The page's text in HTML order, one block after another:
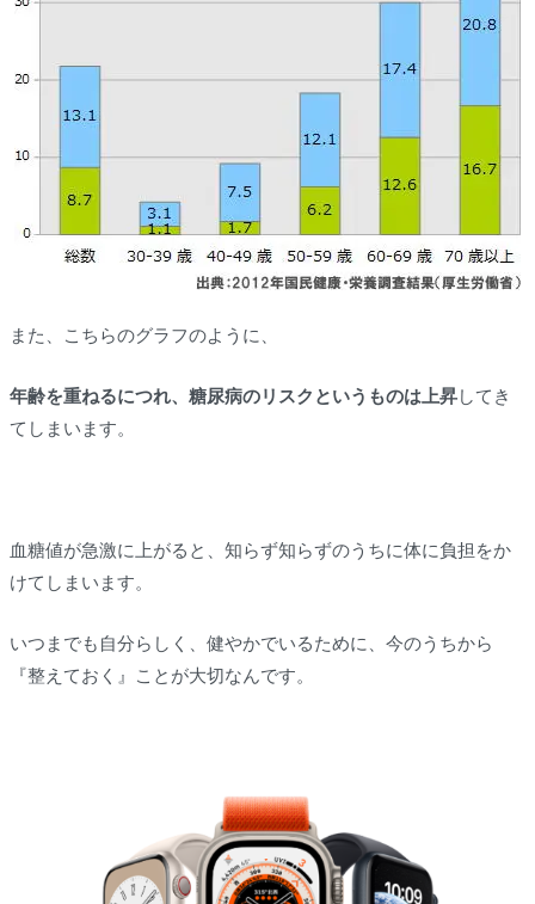
また、こちらのグラフのように、
年齢を重ねるにつれ、糖尿病のリスクというものは上昇してき
てしまいます。
血糖値が急激に上がると、知らず知らずのうちに体に負担をか
けてしまいます。
いつまでも自分らしく、健やかでいるために、今のうちから
『整えておく』ことが大切なんです。